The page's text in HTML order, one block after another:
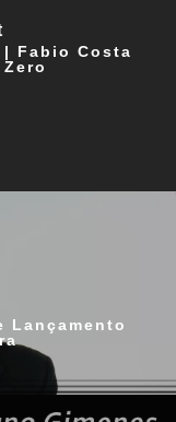
| Fabio Costa
Lançamento